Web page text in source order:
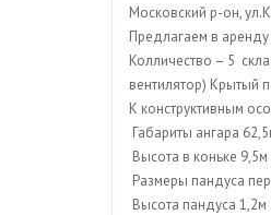
Московский р-он,
Предлагаем в
Колличество – 5
вентилятор) Крытый
К конструктивным
Габариты ангара
Высота в коньке
Размеры пандуса
Высота пандуса 1,2м